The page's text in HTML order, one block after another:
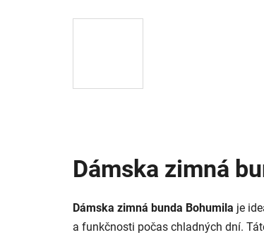
Dámska zimná
Dámska zimná bunda Bohumila je
a funkčnosti počas chladných dní.